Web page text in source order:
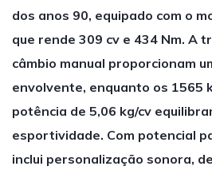
dos anos 90, equipado com o
que rende 309 cv e 434 Nm. A
câmbio manual proporcionam
envolvente, enquanto os 1565
potência de 5,06 kg/cv
esportividade. Com potencial
inclui personalização sonora,